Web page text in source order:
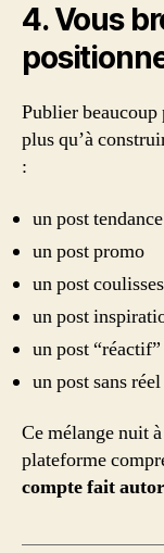
4. Vous
Publier
plus qu’à
:
un post tendance
un post promo
un post coulisses
un post
un post “réactif”
un post sans
Ce mélange nuit
plateforme
compte fait